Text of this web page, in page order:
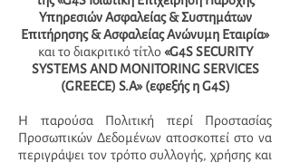
Υπηρεσιών Ασφαλείας & Συστημάτων
Επιτήρησης & Ασφαλείας Ανώνυμη Εταιρία»
και το διακριτικό τίτλο «G4S SECURITY
SYSTEMS AND MONITORING SERVICES
(GREECE) S.A» (εφεξής η G4S)
Η παρούσα Πολιτική περί Προστασίας
Προσωπικών Δεδομένων αποσκοπεί στο να
περιγράψει τον τρόπο συλλογής, χρήσης και